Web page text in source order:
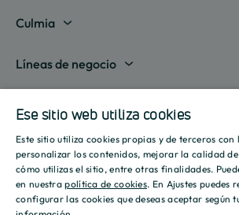
Valencia
Sevilla
Islas Baleares
Culmia
Sobre nosotros
Destino Culmia
Sala de prensa
Informes
Iniciativas
Líneas de negocio
Vivienda Alquiler
Gestión de Suelo
Culmia es noticia
Tendencias
Estilo de vida
Recursos
Guías
Calculadora Hipotecaria
Ese sitio web utiliza cookies
Este sitio utiliza cookies propias y de terceros
personalizar los contenidos, mejorar la calidad
cómo utilizas el sitio, entre otras finalidades.
en nuestrapolítica de cookies. En Ajustes puedes
configurar las cookies que deseas aceptar según